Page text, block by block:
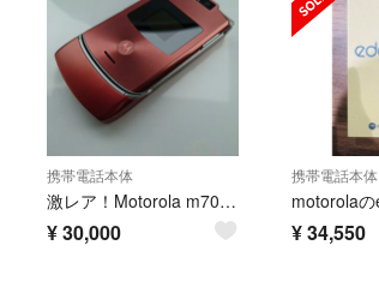
携帯電話本体
激レア！Motorola m702is カスタム V3xx orange仕様！
¥30,000
携帯電話本体
¥34,550